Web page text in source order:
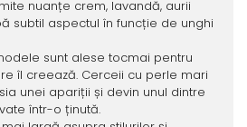
nuanțe crem, lavandă, aurii
subtil aspectul în funcție de unghi
sunt alese tocmai pentru
îl creează. Cerceii cu perle mari
unei apariții și devin unul dintre
într-o ținută.